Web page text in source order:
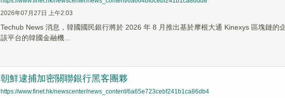
2026年07月27日 上午2:03
Techub News 消息，韓國國民銀行將於 2026 年 8 月推出基於摩根大通 Kinexys 區塊鏈的
該平台的韓國金融機...
朝鮮逮捕加密關聯銀行黑客團夥
https://www.finet.hk/newscenter/news_content/6a65e723cebf241b1ca86db4